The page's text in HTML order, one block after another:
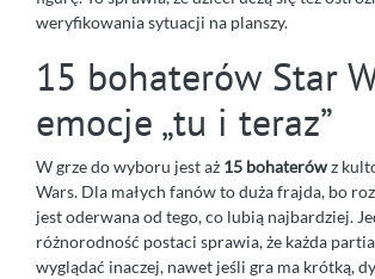
weryfikowania sytuacji na planszy.
15 bohaterów Star
emocje „tu i teraz”
W grze do wyboru jest aż 15 bohaterówz
Wars. Dla małych fanów to duża frajda, bo
jest oderwana od tego, co lubią najbardziej.
różnorodność postaci sprawia, że każda
wyglądać inaczej, nawet jeśli gra ma krótką,